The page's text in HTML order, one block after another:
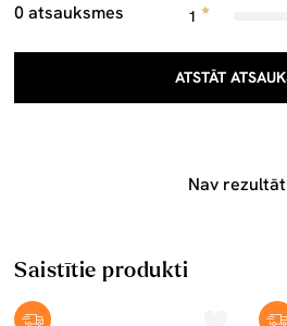
0 atsauksmes
1
ATSTĀT
Nav
Saistītie produkti